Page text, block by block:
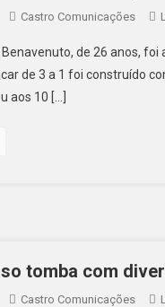
Castro Comunicações
de 26 anos,
de 3 a 1 foi construído
aos 10 […]
tomba com
Castro Comunicações